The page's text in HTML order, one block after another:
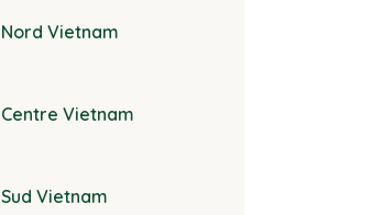
Nord Vietnam
Centre Vietnam
Sud Vietnam